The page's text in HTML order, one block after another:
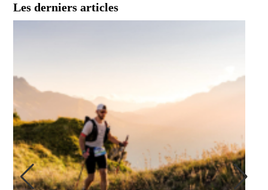
Les derniers articles